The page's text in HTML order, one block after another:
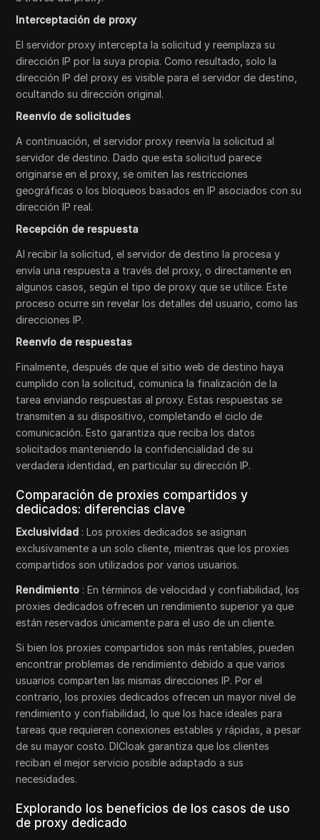
Interceptación de proxy
El servidor proxy intercepta la solicitud y reemplaza su
dirección IP por la suya propia. Como resultado, solo la
dirección IP del proxy es visible para el servidor de destino,
ocultando su dirección original.
Reenvío de solicitudes
A continuación, el servidor proxy reenvía la solicitud al
servidor de destino. Dado que esta solicitud parece
originarse en el proxy, se omiten las restricciones
geográficas o los bloqueos basados en IP asociados con su
dirección IP real.
Recepción de respuesta
Al recibir la solicitud, el servidor de destino la procesa y
envía una respuesta a través del proxy, o directamente en
algunos casos, según el tipo de proxy que se utilice. Este
proceso ocurre sin revelar los detalles del usuario, como las
direcciones IP.
Reenvío de respuestas
Finalmente, después de que el sitio web de destino haya
cumplido con la solicitud, comunica la finalización de la
tarea enviando respuestas al proxy. Estas respuestas se
transmiten a su dispositivo, completando el ciclo de
comunicación. Esto garantiza que reciba los datos
solicitados manteniendo la confidencialidad de su
verdadera identidad, en particular su dirección IP.
Comparación de proxies compartidos y
dedicados: diferencias clave
Exclusividad : Los proxies dedicados se asignan
exclusivamente a un solo cliente, mientras que los proxies
compartidos son utilizados por varios usuarios.
Rendimiento : En términos de velocidad y confiabilidad, los
proxies dedicados ofrecen un rendimiento superior ya que
están reservados únicamente para el uso de un cliente.
Si bien los proxies compartidos son más rentables, pueden
encontrar problemas de rendimiento debido a que varios
usuarios comparten las mismas direcciones IP. Por el
contrario, los proxies dedicados ofrecen un mayor nivel de
rendimiento y confiabilidad, lo que los hace ideales para
tareas que requieren conexiones estables y rápidas, a pesar
de su mayor costo. DICloak garantiza que los clientes
reciban el mejor servicio posible adaptado a sus
necesidades.
Explorando los beneficios de los casos de uso
de proxy dedicado